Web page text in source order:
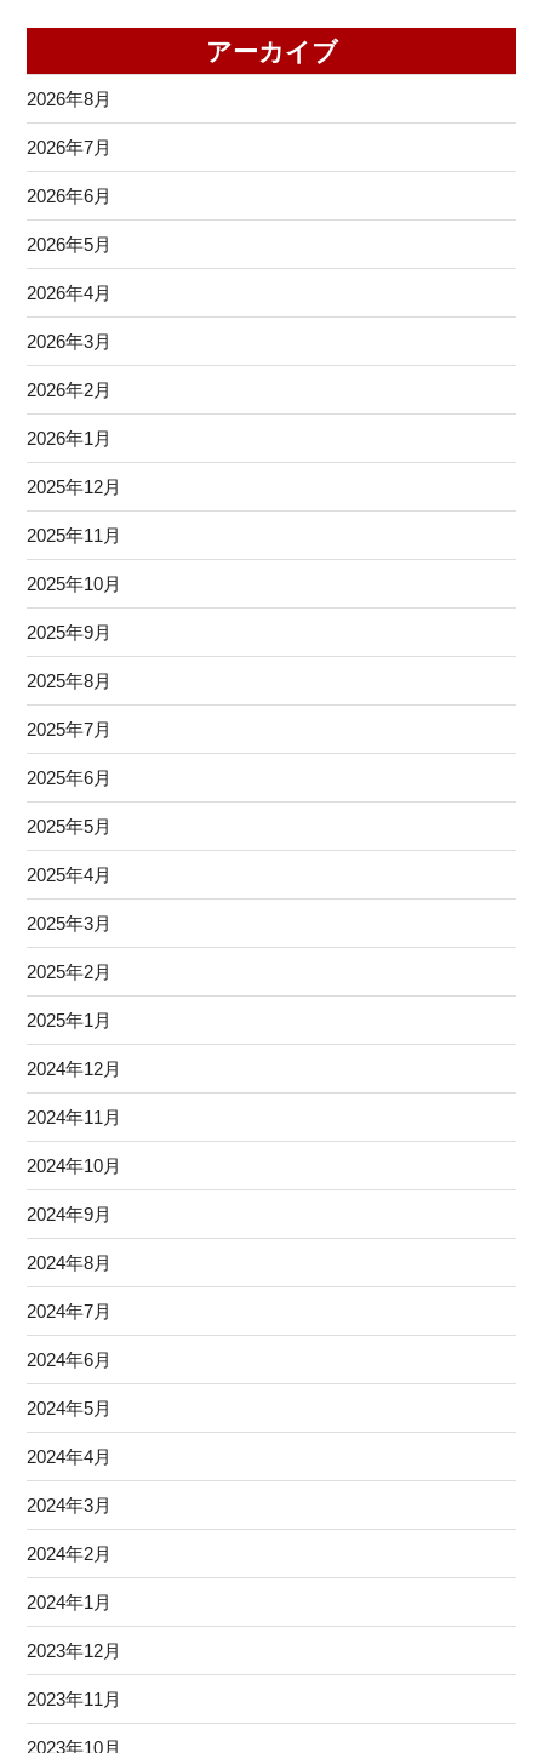
アーカイブ
2026年8月
2026年7月
2026年6月
2026年5月
2026年4月
2026年3月
2026年2月
2026年1月
2025年12月
2025年11月
2025年10月
2025年9月
2025年8月
2025年7月
2025年6月
2025年5月
2025年4月
2025年3月
2025年2月
2025年1月
2024年12月
2024年11月
2024年10月
2024年9月
2024年8月
2024年7月
2024年6月
2024年5月
2024年4月
2024年3月
2024年2月
2024年1月
2023年12月
2023年11月
2023年10月